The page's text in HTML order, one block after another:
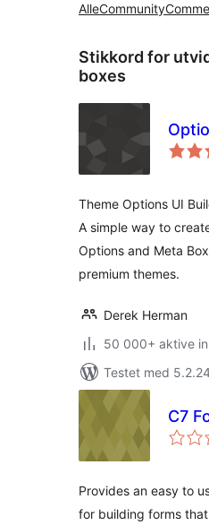
AlleCommunity
Stikkord for
boxes
Theme Options UI
A simple way to
Options and Meta
premium themes.
Derek Herman
50 000+ aktive
Testet med
C7
Provides an easy to
for building forms